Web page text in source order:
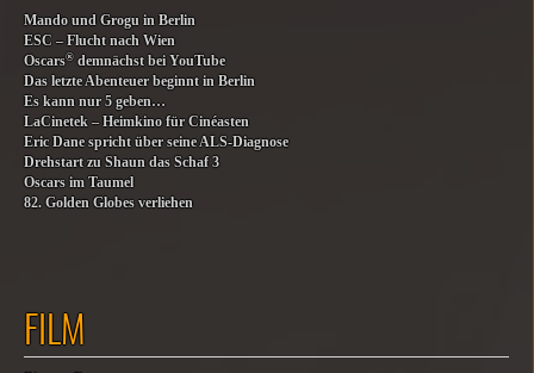
Mando und Grogu in Berlin
ESC – Flucht nach Wien
Oscars® demnächst bei YouTube
Das letzte Abenteuer beginnt in Berlin
Es kann nur 5 geben…
LaCinetek – Heimkino für Cinéasten
Eric Dane spricht über seine ALS-Diagnose
Drehstart zu Shaun das Schaf 3
Oscars im Taumel
82. Golden Globes verliehen
FILM